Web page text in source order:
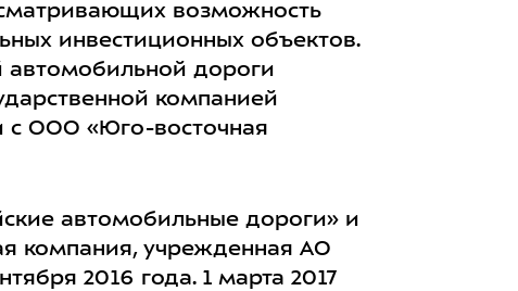
возможность
инвестиционных объектов.
автомобильной дороги
компанией
с ООО «Юго-восточная
автомобильные дороги» и
компания, учрежденная АО
2016 года. 1 марта 2017